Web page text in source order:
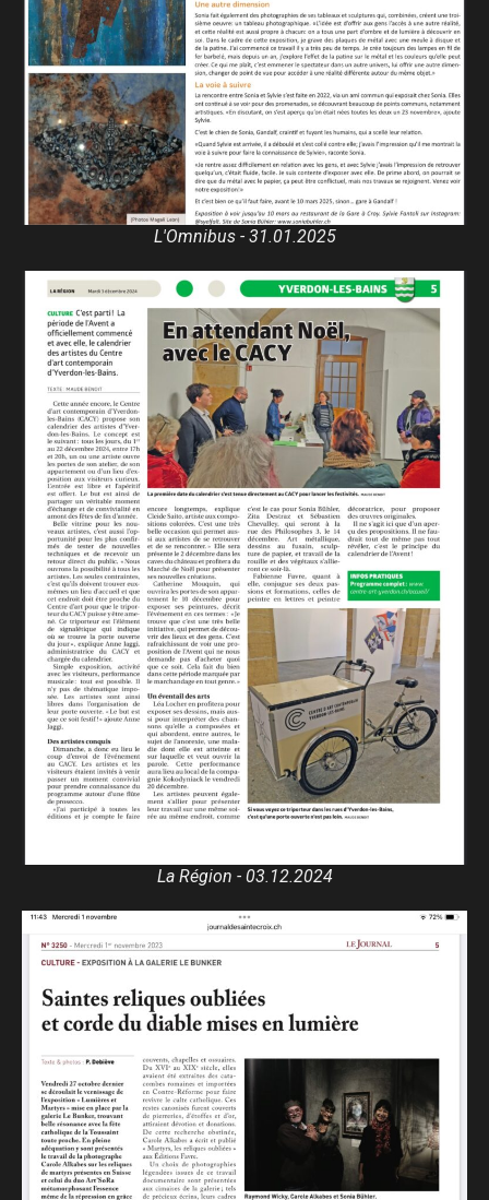
L'Omnibus - 31.01.2025
La Région - 03.12.2024